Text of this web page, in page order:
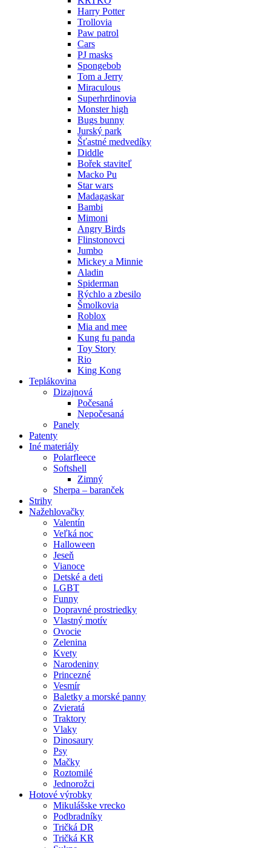
Harry Potter
Trollovia
Paw patrol
Cars
PJ masks
Spongebob
Tom a Jerry
Miraculous
Superhrdinovia
Monster high
Bugs bunny
Jurský park
Šťastné medvedíky
Diddle
Bořek staviteľ
Macko Pu
Star wars
Madagaskar
Bambi
Mimoni
Angry Birds
Flinstonovci
Jumbo
Mickey a Minnie
Aladin
Spiderman
Rýchlo a zbesilo
Šmolkovia
Roblox
Mia and mee
Kung fu panda
Toy Story
Rio
King Kong
Teplákovina
Dizajnová
Počesaná
Nepočesaná
Panely
Patenty
Iné materiály
Polarfleece
Softshell
Zimný
Sherpa – baranček
Strihy
Nažehlovačky
Valentín
Veľká noc
Halloween
Jeseň
Vianoce
Detské a deti
LGBT
Funny
Dopravné prostriedky
Vlastný motív
Ovocie
Zelenina
Kvety
Narodeniny
Princezné
Vesmír
Baletky a morské panny
Zvieratá
Traktory
Vlaky
Dinosaury
Psy
Mačky
Roztomilé
Jednorožci
Hotové výrobky
Mikulášske vrecko
Podbradníky
Tričká DR
Tričká KR